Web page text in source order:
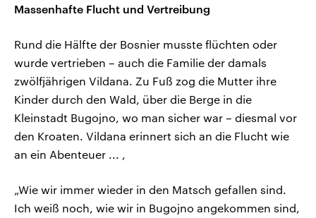
Massenhafte Flucht und Vertreibung
Rund die Hälfte der Bosnier musste flüchten oder
wurde vertrieben – auch die Familie der damals
zwölfjährigen Vildana. Zu Fuß zog die Mutter ihre
Kinder durch den Wald, über die Berge in die
Kleinstadt Bugojno, wo man sicher war – diesmal vor
den Kroaten. Vildana erinnert sich an die Flucht wie
an ein Abenteuer ... ,
„Wie wir immer wieder in den Matsch gefallen sind.
Ich weiß noch, wie wir in Bugojno angekommen sind,